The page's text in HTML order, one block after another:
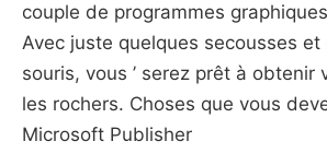
couple de programmes
Avec juste quelques secousses
souris, vous ’ serez prêt à obtenir
les rochers. Choses que vous
Microsoft Publisher